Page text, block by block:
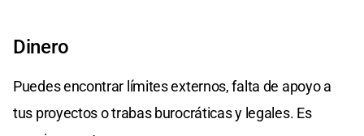
Dinero
Puedes encontrar límites externos, falta de apoyo a
tus proyectos o trabas burocráticas y legales. Es